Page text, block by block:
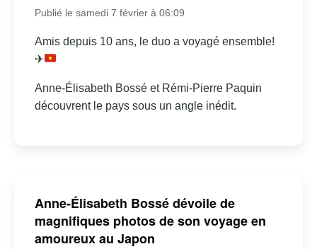
Publié le samedi 7 février à 06:09
Amis depuis 10 ans, le duo a voyagé ensemble!
✈
Anne-Élisabeth Bossé et Rémi-Pierre Paquin
découvrent le pays sous un angle inédit.
Anne-Élisabeth Bossé dévoile de
magnifiques photos de son voyage en
amoureux au Japon